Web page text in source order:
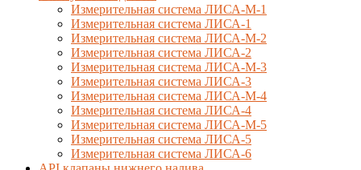
Измерительная система ЛИСА-М-1
Измерительная система ЛИСА-1
Измерительная система ЛИСА-М-2
Измерительная система ЛИСА-2
Измерительная система ЛИСА-М-3
Измерительная система ЛИСА-3
Измерительная система ЛИСА-М-4
Измерительная система ЛИСА-4
Измерительная система ЛИСА-М-5
Измерительная система ЛИСА-5
Измерительная система ЛИСА-6